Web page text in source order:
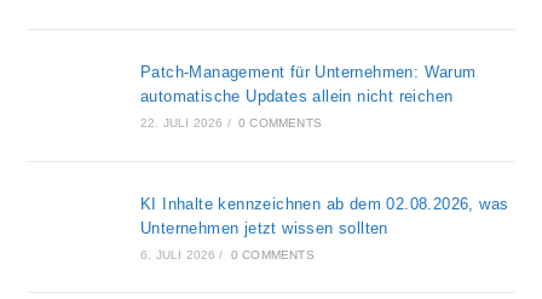
Patch-Management für Unternehmen: Warum
automatische Updates allein nicht reichen
22. JULI 2026 / 0 COMMENTS
KI Inhalte kennzeichnen ab dem 02.08.2026, was
Unternehmen jetzt wissen sollten
6. JULI 2026 / 0 COMMENTS